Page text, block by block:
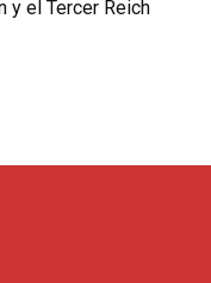
y el Tercer Reich